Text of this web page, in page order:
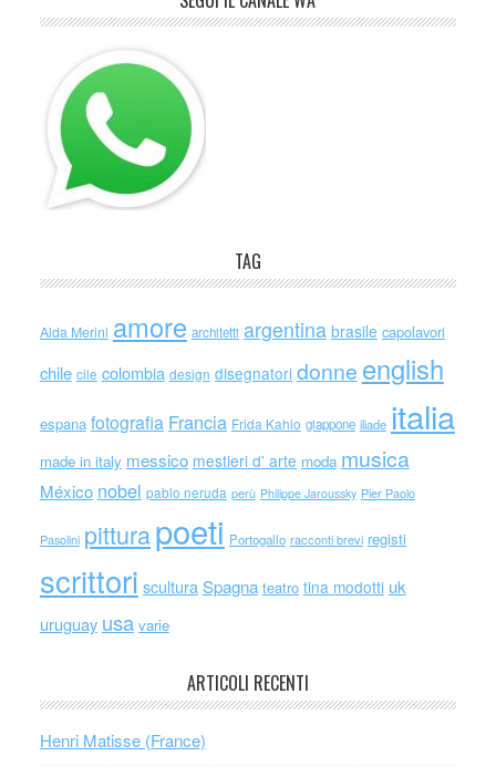
TAG
Alda Merini amore architetti argentina brasile capolavori
chile cile colombia design disegnatori donne english
espana fotografia Francia Frida Kahlo giappone iliade italia
made in italy messico mestieri d' arte moda musica
México nobel pablo neruda perù Philippe Jaroussky Pier Paolo
Pasolini pitturapoeti Portogallo racconti brevi registi
scrittori scultura Spagna teatro tina modotti uk
uruguay usa varie
ARTICOLI RECENTI
Henri Matisse (France)